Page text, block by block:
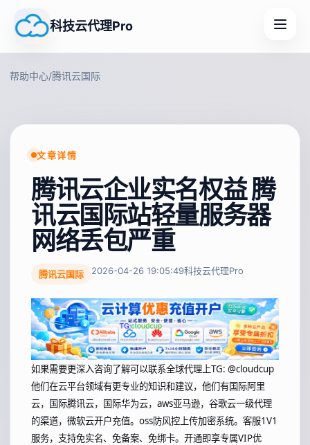
科技云代理Pro
帮助中心/腾讯云国际
文章详情
腾讯云企业实名权益 腾
讯云国际站轻量服务器
网络丢包严重
腾讯云国际 2026-04-26 19:05:49科技云代理Pro
如果需要更深入咨询了解可以联系全球代理上TG: @cloudcup
他们在云平台领域有更专业的知识和建议，他们有国际阿里
云，国际腾讯云，国际华为云，aws亚马逊，谷歌云一级代理
的渠道，微软云开户充值。oss防风控上传加密系统。客服1V1
服务，支持免实名、免备案、免绑卡。开通即享专属VIP优